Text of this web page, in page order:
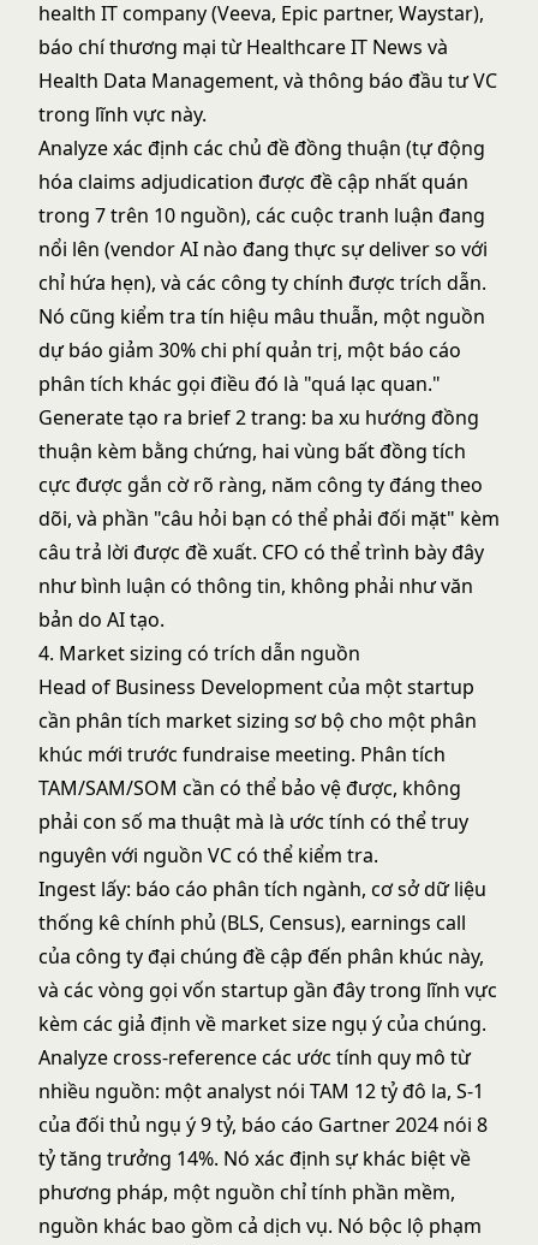
health IT company (Veeva, Epic partner, Waystar),
báo chí thương mại từ Healthcare IT News và
Health Data Management, và thông báo đầu tư VC
trong lĩnh vực này.
Analyze xác định các chủ đề đồng thuận (tự động
hóa claims adjudication được đề cập nhất quán
trong 7 trên 10 nguồn), các cuộc tranh luận đang
nổi lên (vendor AI nào đang thực sự deliver so với
chỉ hứa hẹn), và các công ty chính được trích dẫn.
Nó cũng kiểm tra tín hiệu mâu thuẫn, một nguồn
dự báo giảm 30% chi phí quản trị, một báo cáo
phân tích khác gọi điều đó là "quá lạc quan."
Generate tạo ra brief 2 trang: ba xu hướng đồng
thuận kèm bằng chứng, hai vùng bất đồng tích
cực được gắn cờ rõ ràng, năm công ty đáng theo
dõi, và phần "câu hỏi bạn có thể phải đối mặt" kèm
câu trả lời được đề xuất. CFO có thể trình bày đây
như bình luận có thông tin, không phải như văn
bản do AI tạo.
4. Market sizing có trích dẫn nguồn
Head of Business Development của một startup
cần phân tích market sizing sơ bộ cho một phân
khúc mới trước fundraise meeting. Phân tích
TAM/SAM/SOM cần có thể bảo vệ được, không
phải con số ma thuật mà là ước tính có thể truy
nguyên với nguồn VC có thể kiểm tra.
Ingest lấy: báo cáo phân tích ngành, cơ sở dữ liệu
thống kê chính phủ (BLS, Census), earnings call
của công ty đại chúng đề cập đến phân khúc này,
và các vòng gọi vốn startup gần đây trong lĩnh vực
kèm các giả định về market size ngụ ý của chúng.
Analyze cross-reference các ước tính quy mô từ
nhiều nguồn: một analyst nói TAM 12 tỷ đô la, S-1
của đối thủ ngụ ý 9 tỷ, báo cáo Gartner 2024 nói 8
tỷ tăng trưởng 14%. Nó xác định sự khác biệt về
phương pháp, một nguồn chỉ tính phần mềm,
nguồn khác bao gồm cả dịch vụ. Nó bộc lộ phạm